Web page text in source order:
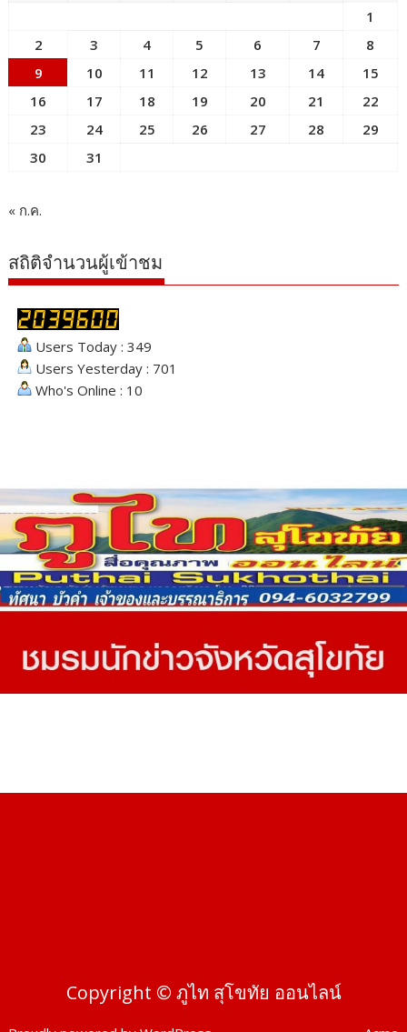
1
2
3 4 5 6 7
8
9
10 11 12 13 14
15
16
17 18 19 20 21
22
23
24 25 26 27 28
29
30
31
« ก.ค.
สถิติจำนวนผู้เข้าชม
Users Today : 349
Users Yesterday : 701
Who's Online : 10
Copyright © ภูไท สุโขทัย ออนไลน์